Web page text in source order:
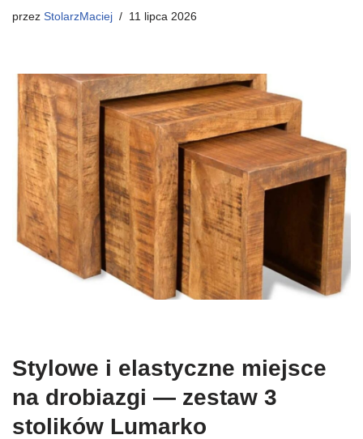
przez StolarzMaciej 11 lipca 2026
Stylowe i elastyczne miejsce
na drobiazgi — zestaw 3
stolików Lumarko